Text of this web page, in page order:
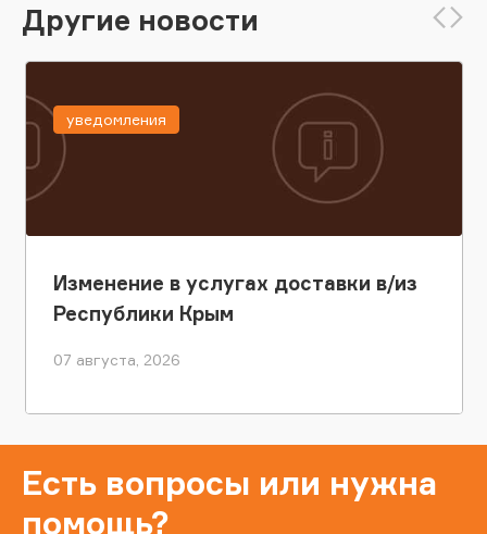
Другие новости
Изменение в услугах доставки в/из
Республики Крым
07 августа, 2026
уведомления
Есть вопросы или нужна
помощь?